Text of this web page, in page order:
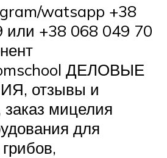
watsapp +38
или +38 068 049 70
ДЕЛОВЫЕ
отзывы и
заказ мицелия
для